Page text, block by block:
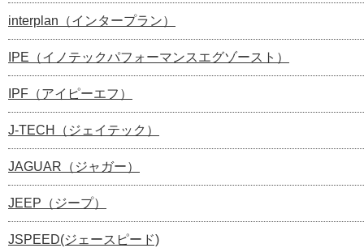
interplan（インタープラン）
IPE（イノテックパフォーマンスエグゾースト）
IPF（アイピーエフ）
J-TECH（ジェイテック）
JAGUAR（ジャガー）
JEEP（ジープ）
JSPEED(ジェースピード)